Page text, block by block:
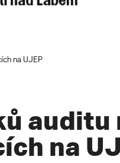
na UJEP
auditu
na